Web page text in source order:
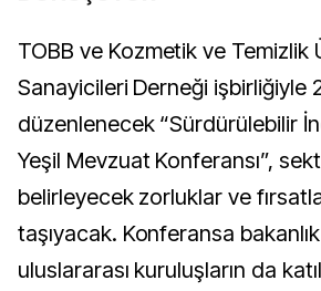
TOBB ve Kozmetik ve Temizlik
Sanayicileri Derneği işbirliğiyle
düzenlenecek “Sürdürülebilir
Yeşil Mevzuat Konferansı”,
belirleyecek zorluklar ve
taşıyacak. Konferansa
uluslararası kuruluşların da